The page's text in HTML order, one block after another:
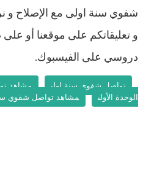
شفوي سنة اولى مع الإصلاح و
و تعليقاتكم على موقعنا أو
دروسي على الفيسبوك.
تواصل شفوي سنة اولى
مشاهد
الوحدة الأولى
مشاهد تواصل شفوي